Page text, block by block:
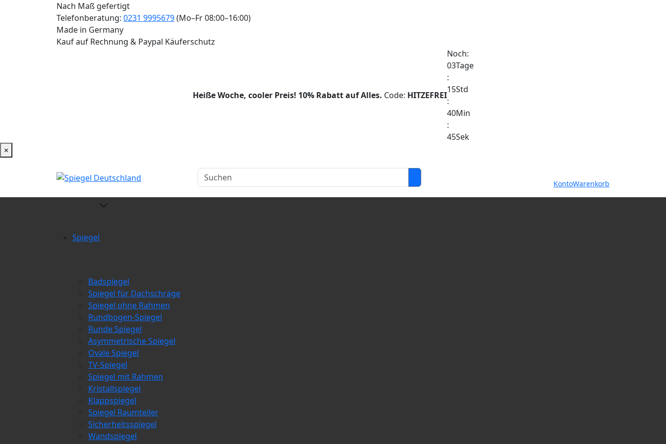
Nach Maß gefertigt
Telefonberatung: 0231 9995679(Mo–Fr 08:00–16:00)
Made in Germany
Kauf auf Rechnung & Paypal Käuferschutz
Heiße Woche, cooler Preis! 10% Rabatt auf Alles. Code: HITZEFREI
Noch:
03Tage
:
15Std
:
40Min
:
44Sek
×
KontoWarenkorb
Spiegel
Badspiegel
Spiegel für Dachschräge
Spiegel ohne Rahmen
Rundbogen-Spiegel
Runde Spiegel
Asymmetrische Spiegel
Ovale Spiegel
TV-Spiegel
Spiegel mit Rahmen
Kristallspiegel
Klappspiegel
Spiegel Raumteiler
Sicherheitsspiegel
Wandspiegel